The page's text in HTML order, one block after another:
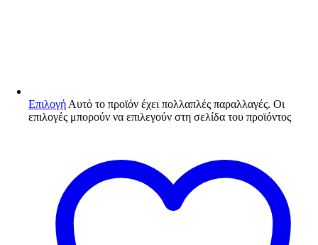
Επιλογή Αυτό το προϊόν έχει πολλαπλές παραλλαγές. Οι
επιλογές μπορούν να επιλεγούν στη σελίδα του προϊόντος